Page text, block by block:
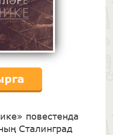
повестенда
Сталинград